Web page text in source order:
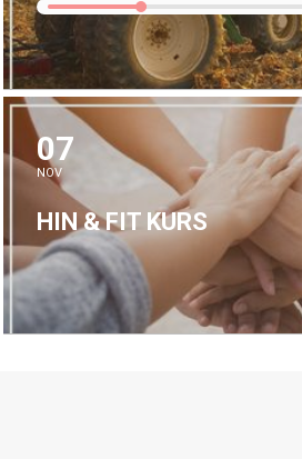
07
NOV
HIN & FIT KURS